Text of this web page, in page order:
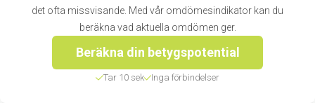
det ofta missvisande. Med vår omdömesindikator kan du
beräkna vad aktuella omdömen ger.
Beräkna din betygspotential
Tar 10 sek Inga förbindelser